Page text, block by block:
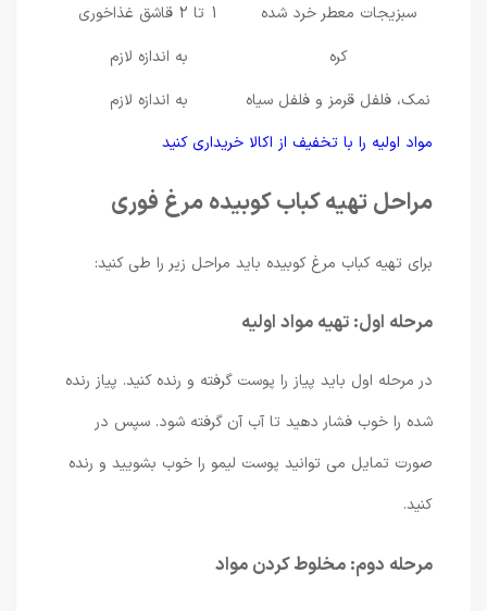
سبزیجات معطر خرد شده
1 تا 2 قاشق غذاخوری
به اندازه لازم
نمک، فلفل قرمز و فلفل سیاه
به اندازه لازم
مواد اولیه را با تخفیف از اکالا خریداری کنید
مراحل تهیه کباب کوبیده مرغ فوری
برای تهیه کباب مرغ کوبیده باید مراحل زیر را طی کنید:
مرحله اول: تهیه مواد اولیه
در مرحله اول باید پیاز را پوست گرفته و رنده کنید. پیاز رنده
شده را خوب فشار دهید تا آب آن گرفته شود. سپس در
صورت تمایل می توانید پوست لیمو را خوب بشویید و رنده
مرحله دوم: مخلوط کردن مواد